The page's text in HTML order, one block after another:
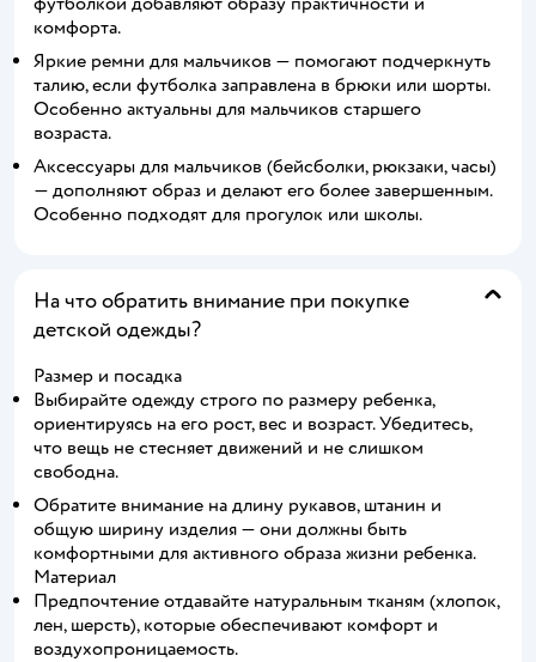
комфорта.
Яркие ремни для мальчиков — помогают подчеркнуть
талию, если футболка заправлена в брюки или шорты.
Особенно актуальны для мальчиков старшего
возраста.
Аксессуары для мальчиков (бейсболки, рюкзаки, часы)
— дополняют образ и делают его более завершенным.
Особенно подходят для прогулок или школы.
На что обратить внимание при покупке
детской одежды?
Размер и посадка
Выбирайте одежду строго по размеру ребенка,
ориентируясь на его рост, вес и возраст. Убедитесь,
что вещь не стесняет движений и не слишком
свободна.
Обратите внимание на длину рукавов, штанин и
общую ширину изделия — они должны быть
комфортными для активного образа жизни ребенка.
Материал
Предпочтение отдавайте натуральным тканям (хлопок,
лен, шерсть), которые обеспечивают комфорт и
воздухопроницаемость.